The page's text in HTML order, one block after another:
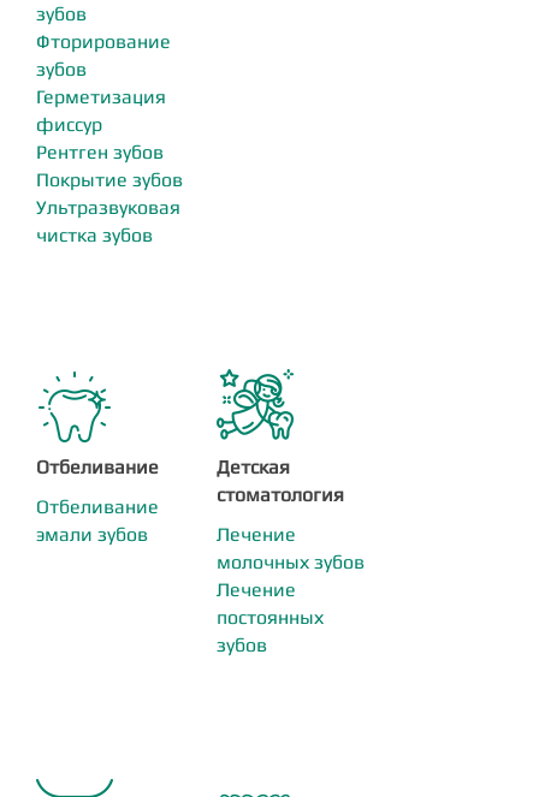
зубов
Фторирование
зубов
Герметизация
фиссур
Рентген зубов
Покрытие зубов
Ультразвуковая
чистка зубов
Отбеливание
Отбеливание
эмали зубов
Детская
стоматология
Лечение
молочных зубов
Лечение
постоянных
зубов